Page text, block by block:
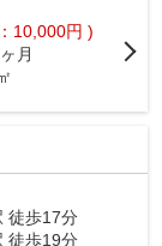
10,000円 )
月
徒歩17分
徒歩19分